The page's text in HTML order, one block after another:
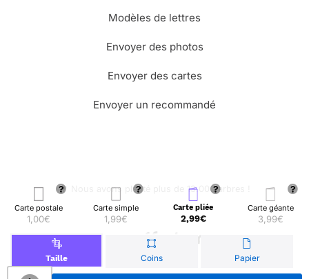
Carte postale
1,00€
Carte simple
1,99€
Carte pliée
2,99€
Carte géante
3,99€
Taille Coins Papier
Modèles de lettres
Envoyer des photos
Envoyer des cartes
Envoyer un recommandé
🌳 Nous avons planté plus de 13.000 arbres !
© Merci Facteur